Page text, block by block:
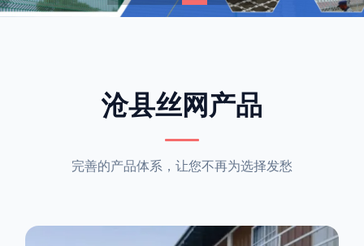
沧县丝网产品
完善的产品体系，让您不再为选择发愁